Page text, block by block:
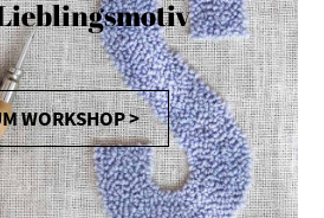
WORKSHOP >